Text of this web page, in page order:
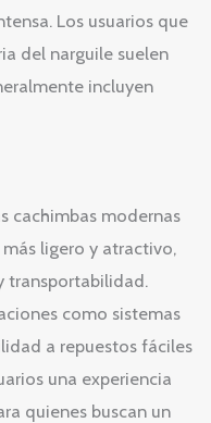
Los usuarios que
del narguile suelen
incluyen
cachimbas modernas
ligero y atractivo,
transportabilidad.
como sistemas
a repuestos fáciles
una experiencia
quienes buscan un